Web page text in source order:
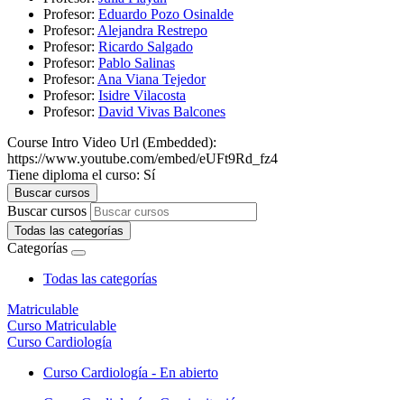
Profesor: Eduardo Pozo Osinalde
Profesor: Alejandra Restrepo
Profesor: Ricardo Salgado
Profesor: Pablo Salinas
Profesor: Ana Viana Tejedor
Profesor: Isidre Vilacosta
Profesor: David Vivas Balcones
Course Intro Video Url (Embedded):
https://www.youtube.com/embed/eUFt9Rd_fz4
Tiene diploma el curso: Sí
Buscar cursos
Buscar cursos
Todas las categorías
Categorías
Todas las categorías
Matriculable
Curso Matriculable
Curso Cardiología
Curso Cardiología - En abierto